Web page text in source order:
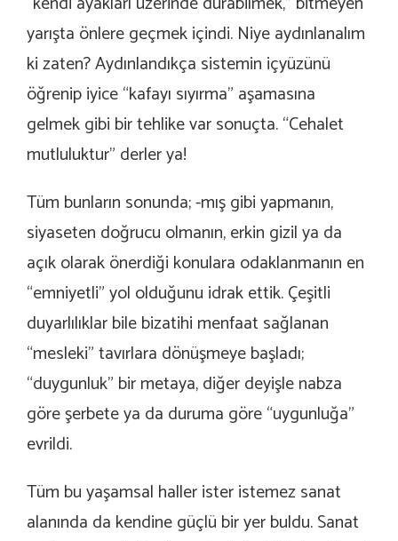
yarışta önlere geçmek içindi. Niye aydınlanalım
ki zaten? Aydınlandıkça sistemin içyüzünü
öğrenip iyice “kafayı sıyırma” aşamasına
gelmek gibi bir tehlike var sonuçta. “Cehalet
mutluluktur” derler ya!
Tüm bunların sonunda; -mış gibi yapmanın,
siyaseten doğrucu olmanın, erkin gizil ya da
açık olarak önerdiği konulara odaklanmanın en
“emniyetli” yol olduğunu idrak ettik. Çeşitli
duyarlılıklar bile bizatihi menfaat sağlanan
“mesleki” tavırlara dönüşmeye başladı;
“duygunluk” bir metaya, diğer deyişle nabza
göre şerbete ya da duruma göre “uygunluğa”
evrildi.
Tüm bu yaşamsal haller ister istemez sanat
alanında da kendine güçlü bir yer buldu. Sanat